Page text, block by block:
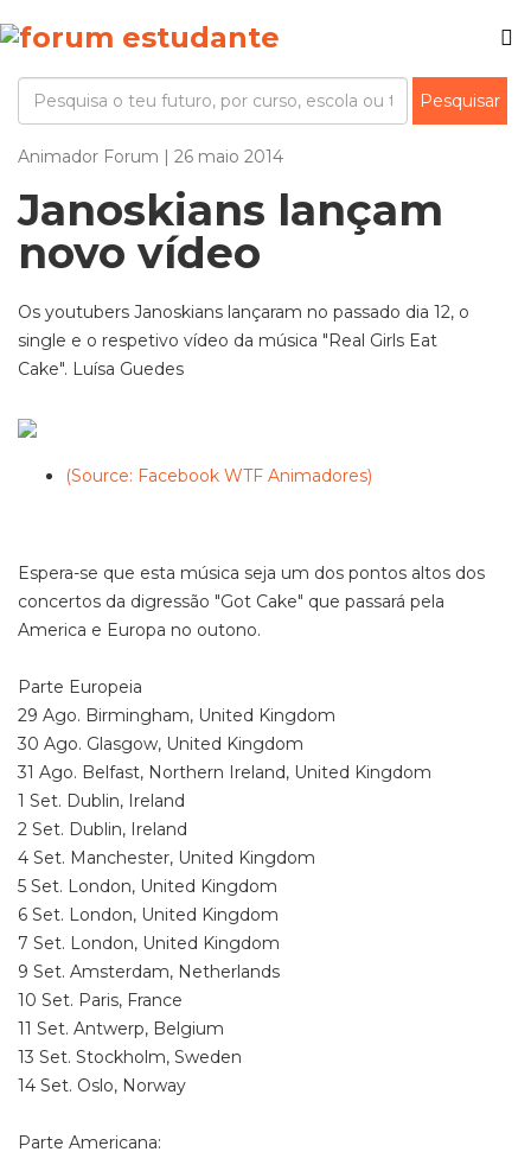
Animador Forum | 26 maio 2014
Janoskians lançam
novo vídeo
Os youtubers Janoskians lançaram no passado dia 12, o
single e o respetivo vídeo da música "Real Girls Eat
Cake". Luísa Guedes
(Source: Facebook WTF Animadores)
Espera-se que esta música seja um dos pontos altos dos
concertos da digressão "Got Cake" que passará pela
America e Europa no outono.
Parte Europeia
29 Ago. Birmingham, United Kingdom
30 Ago. Glasgow, United Kingdom
31 Ago. Belfast, Northern Ireland, United Kingdom
1 Set. Dublin, Ireland
2 Set. Dublin, Ireland
4 Set. Manchester, United Kingdom
5 Set. London, United Kingdom
6 Set. London, United Kingdom
7 Set. London, United Kingdom
9 Set. Amsterdam, Netherlands
10 Set. Paris, France
11 Set. Antwerp, Belgium
13 Set. Stockholm, Sweden
14 Set. Oslo, Norway
Parte Americana: